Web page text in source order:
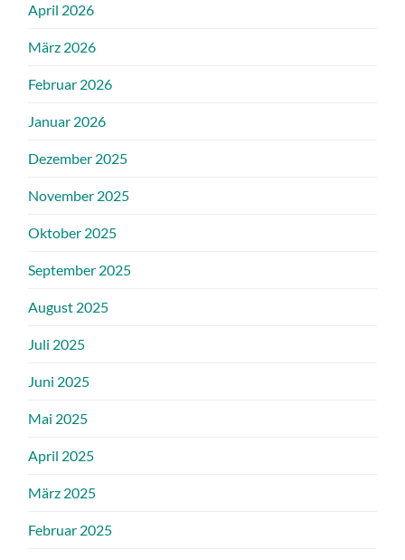
April 2026
März 2026
Februar 2026
Januar 2026
Dezember 2025
November 2025
Oktober 2025
September 2025
August 2025
Juli 2025
Juni 2025
Mai 2025
April 2025
März 2025
Februar 2025